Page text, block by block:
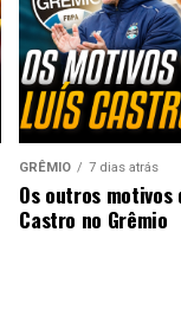
GRÊMIO 7 dias atrás
Os outros motivos
Castro no Grêmio